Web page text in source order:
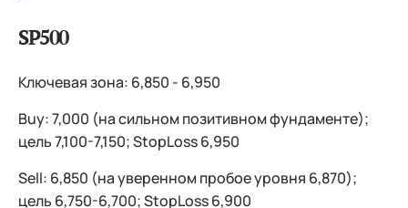
SP500
Ключевая зона: 6,850 - 6,950
Buy: 7,000 (на сильном позитивном фундаменте);
цель 7,100-7,150; StopLoss 6,950
Sell: 6,850 (на уверенном пробое уровня 6,870);
цель 6,750-6,700; StopLoss 6,900